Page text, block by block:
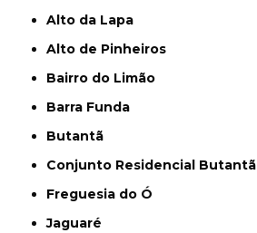
Alto da Lapa
Alto de Pinheiros
Bairro do Limão
Barra Funda
Butantã
Conjunto Residencial Butantã
Freguesia do Ó
Jaguaré